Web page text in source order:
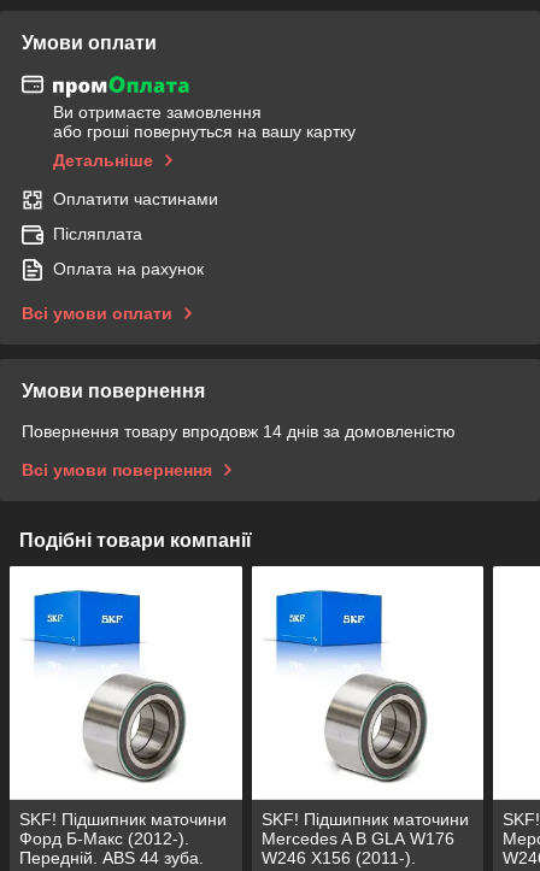
Умови оплати
Ви отримаєте замовлення
або гроші повернуться на вашу картку
Детальніше
Оплатити частинами
Післяплата
Оплата на рахунок
Всі умови оплати
Умови повернення
Повернення товару впродовж 14 днів за домовленістю
Всі умови повернення
Подібні товари компанії
SKF! Підшипник маточини
Форд Б-Макс (2012-).
Передній. ABS 44 зуба.
SKF! Підшипник маточини
Mercedes A B GLA W176
W246 X156 (2011-).